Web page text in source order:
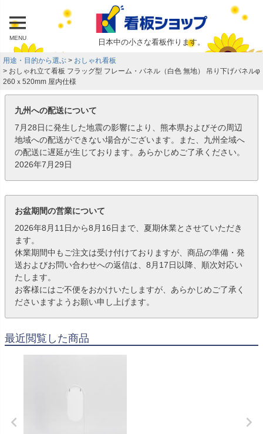
MENU 日本中の小さな看板作ります。
用途・目的から選ぶ
おしゃれ看板
おしゃれ立て看板 フラッグ型 フレーム・パネル（白色 無地） 吊り下げパネルφ
260ｘ520mm 屋内仕様
九州への配送について
7月28日に発生した地震の影響により、熊本県およびその周辺
地域への配送ができない場合がございます。また、九州全域へ
の配送に遅延が生じております。あらかじめご了承ください。
2026年7月29日
お盆期間の営業について
2026年8月11日から8月16日まで、夏期休業とさせていただき
ます。
休業期間中もご注文は受け付けておりますが、商品の準備・発
送およびお問い合わせへの返信は、8月17日以降、順次対応い
たします。
お客様にはご不便をおかけいたしますが、あらかじめご了承く
ださいますようお願い申し上げます。
最近閲覧した商品